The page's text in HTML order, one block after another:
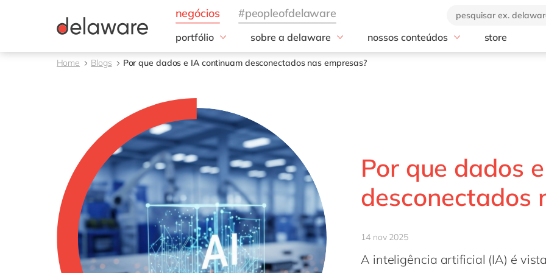
portfólio
Insigths
industrias
serviços
SAP Datasphere
AMS
SAP BTP
sobre a delaware
Nossa empresa
nossos conteúdos
store
Home Blogs Por que dados e IA continuam desconectados nas empresas?
Por que dados
desconectados
14 nov 2025
A inteligência artificial (IA) é